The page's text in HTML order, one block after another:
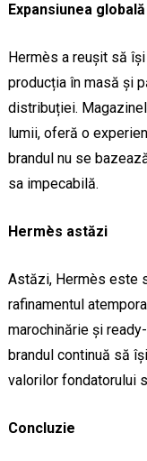
Expansiunea
Hermès a reușit să
producția în masă și
distribuției.
lumii, oferă o
brandul nu se
sa impecabilă.
Hermès astăzi
Astăzi, Hermès este
rafinamentul
marochinărie și
brandul continuă să
valorilor fondatorului
Concluzie